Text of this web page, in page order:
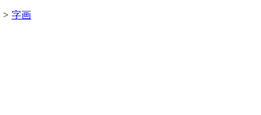
> 字画